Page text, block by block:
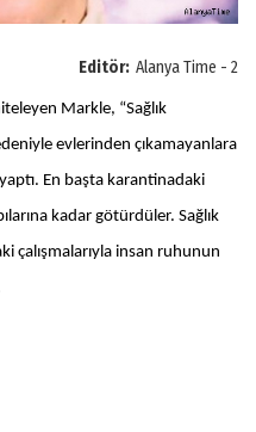
Editör: Alanya Time - 2
Markle, “Sağlık
evlerinden çıkamayanlara
En başta karantinadaki
kadar götürdüler. Sağlık
çalışmalarıyla insan ruhunun